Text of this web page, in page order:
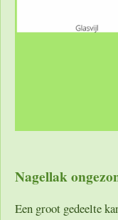
Nagellak
Een groot gedeelte